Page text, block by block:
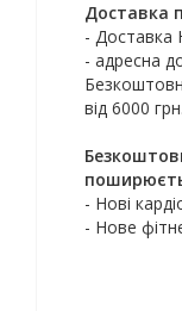
Доставка
-
- адресна
від 6000 грн.
- Нові
- Нове